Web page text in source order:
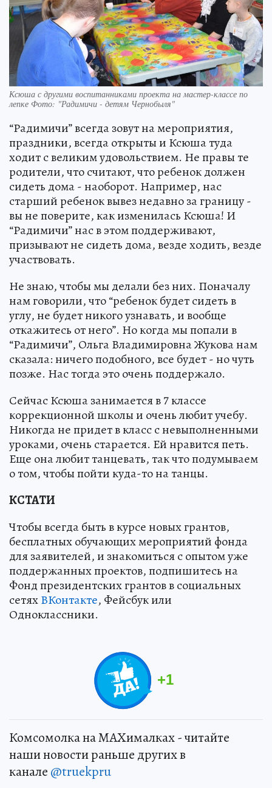
Ксюша с другими воспитанниками проекта на мастер-классе по
лепке Фото: "Радимичи - детям Чернобыля"
“Радимичи” всегда зовут на мероприятия,
праздники, всегда открыты и Ксюша туда
ходит с великим удовольствием. Не правы те
родители, что считают, что ребенок должен
сидеть дома - наоборот. Например, нас
старший ребенок вывез недавно за границу -
вы не поверите, как изменилась Ксюша! И
“Радимичи” нас в этом поддерживают,
призывают не сидеть дома, везде ходить, везде
участвовать.
Не знаю, чтобы мы делали без них. Поначалу
нам говорили, что “ребенок будет сидеть в
углу, не будет никого узнавать, и вообще
откажитесь от него”. Но когда мы попали в
“Радимичи”, Ольга Владимировна Жукова нам
сказала: ничего подобного, все будет - но чуть
позже. Нас тогда это очень поддержало.
Сейчас Ксюша занимается в 7 классе
коррекционной школы и очень любит учебу.
Никогда не придет в класс с невыполненными
уроками, очень старается. Ей нравится петь.
Еще она любит танцевать, так что подумываем
о том, чтобы пойти куда-то на танцы.
КСТАТИ
Чтобы всегда быть в курсе новых грантов,
бесплатных обучающих мероприятий фонда
для заявителей, и знакомиться с опытом уже
поддержанных проектов, подпишитесь на
Фонд президентских грантов в социальных
сетяхВКонтакте, Фейсбук или
Одноклассники.
+1
Комсомолка на MAXималках - читайте
наши новости раньше других в
канале @truekpru